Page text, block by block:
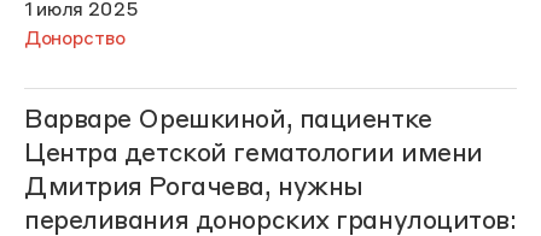
1 июля 2025
Донорство
Варваре Орешкиной, пациентке
Центра детской гематологии имени
Дмитрия Рогачева, нужны
переливания донорских гранулоцитов: